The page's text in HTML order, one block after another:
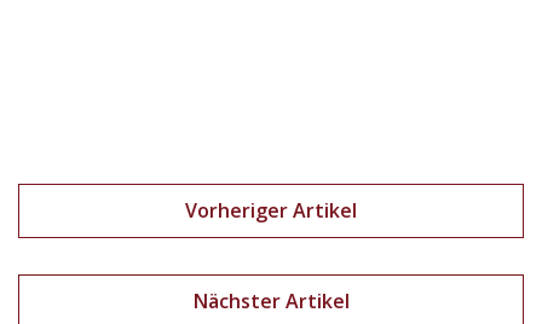
Vorheriger Artikel
Nächster Artikel